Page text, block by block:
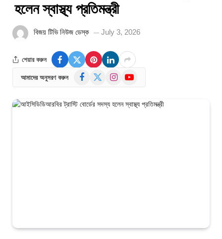
হলেন স্বাস্থ্য প্রতিমন্ত্রী
বিজয় টিভি নিউজ ডেস্ক July 3, 2026
শেয়ার করুন
আমাদের অনুসরণ করুন Facebook InstagramYouTube